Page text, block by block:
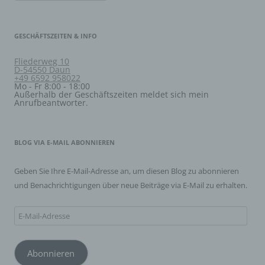
GESCHÄFTSZEITEN & INFO
Fliederweg 10
D-54550 Daun
+49 6592 958022
Mo - Fr 8:00 - 18:00
Außerhalb der Geschäftszeiten meldet sich mein
Anrufbeantworter.
BLOG VIA E-MAIL ABONNIEREN
Geben Sie Ihre E-Mail-Adresse an, um diesen Blog zu abonnieren
und Benachrichtigungen über neue Beiträge via E-Mail zu erhalten.
E-
Adresse
Abonnieren
Behörde, Einrichtung oder andere Stelle außer der
betroffenen Person, dem Verantwortlichen, dem
Auftragsverarbeiter und den Personen, die unter der
unmittelbaren Verantwortung des Verantwortlichen oder
des Auftragsverarbeiters befugt sind, die
k) Einwilligung
Einwilligung ist jede von der betroffenen Person freiwillig
für den bestimmten Fall in informierter Weise und
unmissverständlich abgegebene Willensbekundung in
zu verstehen gibt, dass sie mit der Verarbeitung der sie